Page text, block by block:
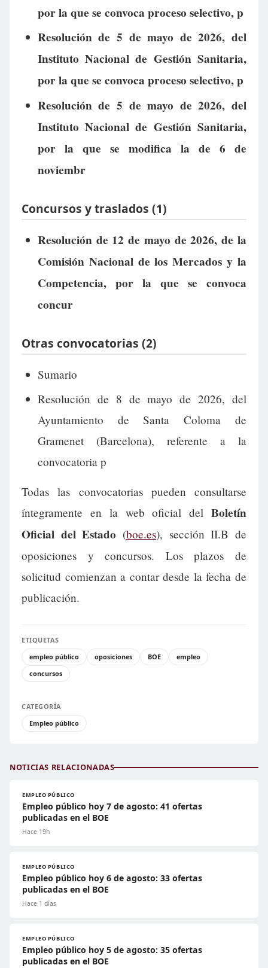
por la que se convoca proceso selectivo, p
Resolución de 5 de mayo de 2026, del
Instituto Nacional de Gestión Sanitaria,
por la que se convoca proceso selectivo, p
Resolución de 5 de mayo de 2026, del
Instituto Nacional de Gestión Sanitaria,
por la que se modifica la de 6 de
noviembr
Concursos y traslados (1)
Resolución de 12 de mayo de 2026, de la
Comisión Nacional de los Mercados y la
Competencia, por la que se convoca
concur
Otras convocatorias (2)
Sumario
Resolución de 8 de mayo de 2026, del
Ayuntamiento de Santa Coloma de
Gramenet (Barcelona), referente a la
convocatoria p
Todas las convocatorias pueden consultarse
íntegramente en la web oficial del Boletín
Oficial del Estado (boe.es), sección II.B de
oposiciones y concursos. Los plazos de
solicitud comienzan a contar desde la fecha de
publicación.
ETIQUETAS
empleo público
oposiciones BOE
empleo
concursos
CATEGORÍA
Empleo público
NOTICIAS RELACIONADAS
EMPLEO PÚBLICO
Empleo público hoy 7 de agosto: 41 ofertas
publicadas en el BOE
Hace 19h
EMPLEO PÚBLICO
Empleo público hoy 6 de agosto: 33 ofertas
publicadas en el BOE
Hace 1 días
EMPLEO PÚBLICO
Empleo público hoy 5 de agosto: 35 ofertas
publicadas en el BOE